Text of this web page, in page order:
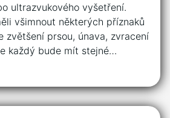
ultrazvukového vyšetření.
všimnout některých příznaků
zvětšení prsou, únava, zvracení
každý bude mít stejné…